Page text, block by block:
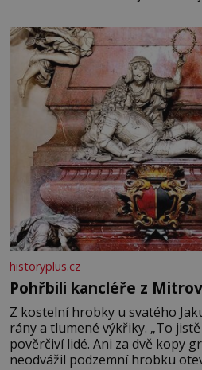
se na koloběžce a den zakončit
Velkých Losinách nebo v
historyplus.cz
Pohřbili kancléře z
Z kostelní hrobky u svatého
rány a tlumené výkřiky. „To
pověrčiví lidé. Ani za dvě kopy
neodvážil podzemní hrobku